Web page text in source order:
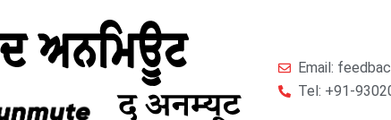
Email:
Tel: +91-